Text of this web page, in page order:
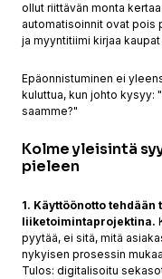
ollut riittävän monta
automatisoinnit ovat pois
ja myyntitiimi kirjaa kaupat
Epäonnistuminen ei
kuluttua, kun johto kysyy:
saamme?"
Kolme yleisintä
pieleen
1. Käyttöönotto
liiketoimintaprojektina.
pyytää, ei sitä, mitä
nykyisen prosessin
Tulos: digitalisoitu